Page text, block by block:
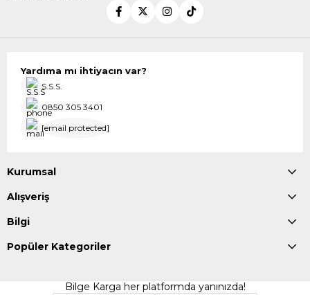
Yardıma mı ihtiyacın var?
S.S.S.
0850 305 3401
[email protected]
Kurumsal
Alışveriş
Bilgi
Popüler Kategoriler
Bilge Karga her platformda yanınızda!